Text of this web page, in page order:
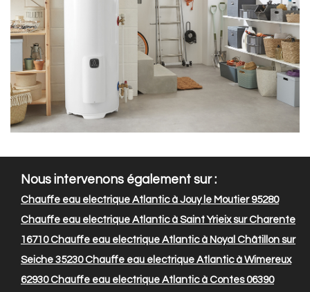
Nous intervenons également sur :
Chauffe eau electrique Atlantic à Jouy le Moutier 95280
Chauffe eau electrique Atlantic à Saint Yrieix sur Charente
16710Chauffe eau electrique Atlantic à Noyal Châtillon sur
Seiche 35230Chauffe eau electrique Atlantic à Wimereux
62930Chauffe eau electrique Atlantic à Contes 06390